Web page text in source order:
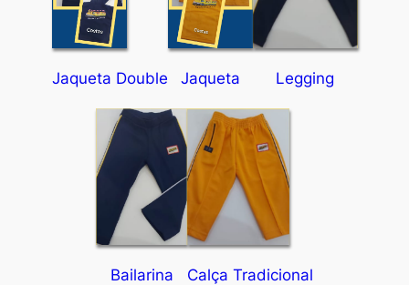
Jaqueta Double Jaqueta Legging
Bailarina Calça Tradicional